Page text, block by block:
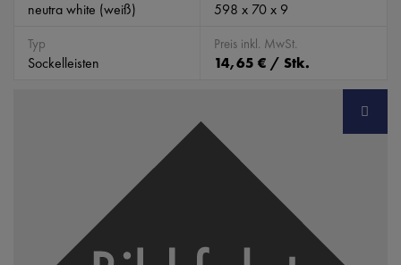
neutra white (weiß) 598 x 70 x 9
Typ
Sockelleisten
Preis inkl. MwSt.
14,65 € / Stk.